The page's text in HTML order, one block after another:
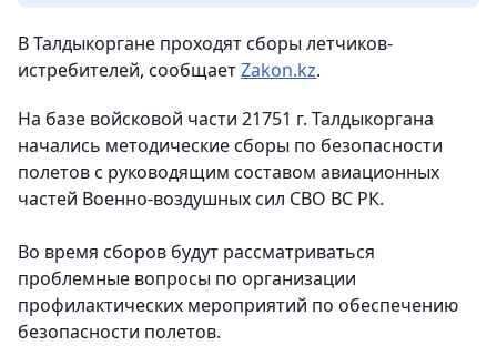
В Талдыкоргане проходят сборы летчиков-
истребителей, сообщаетZakon.kz.
На базе войсковой части 21751 г. Талдыкоргана
начались методические сборы по безопасности
полетов с руководящим составом авиационных
частей Военно-воздушных сил СВО ВС РК.
Во время сборов будут рассматриваться
проблемные вопросы по организации
профилактических мероприятий по обеспечению
безопасности полетов.